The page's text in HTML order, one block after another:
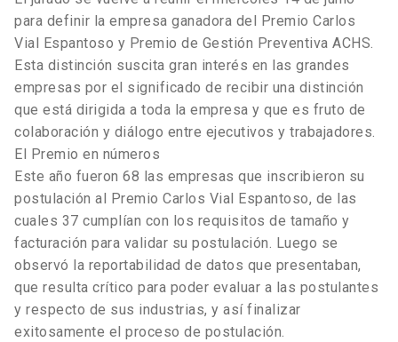
para definir la empresa ganadora del Premio Carlos
Vial Espantoso y Premio de Gestión Preventiva ACHS.
Esta distinción suscita gran interés en las grandes
empresas por el significado de recibir una distinción
que está dirigida a toda la empresa y que es fruto de
colaboración y diálogo entre ejecutivos y trabajadores.
El Premio en números
Este año fueron 68 las empresas que inscribieron su
postulación al Premio Carlos Vial Espantoso, de las
cuales 37 cumplían con los requisitos de tamaño y
facturación para validar su postulación. Luego se
observó la reportabilidad de datos que presentaban,
que resulta crítico para poder evaluar a las postulantes
y respecto de sus industrias, y así finalizar
exitosamente el proceso de postulación.